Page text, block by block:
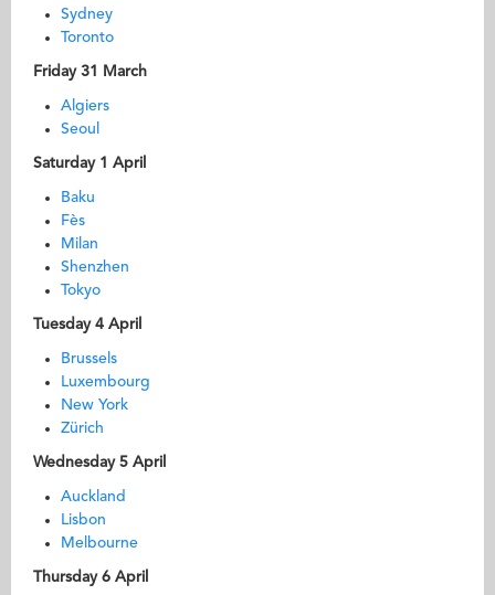
Sydney
Toronto
Friday 31 March
Algiers
Seoul
Saturday 1 April
Baku
Fès
Milan
Shenzhen
Tokyo
Tuesday 4 April
Brussels
Luxembourg
New York
Zürich
Wednesday 5 April
Auckland
Lisbon
Melbourne
Thursday 6 April